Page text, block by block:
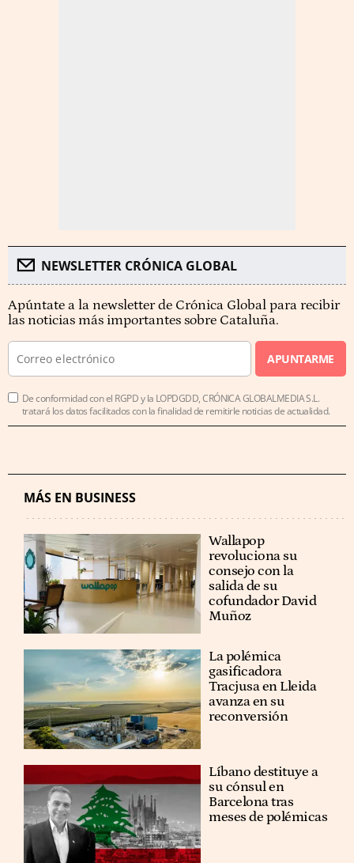
NEWSLETTER CRÓNICA GLOBAL
Apúntate a la newsletter de Crónica Global para recibir
las noticias más importantes sobre Cataluña.
APUNTARME
De conformidad con el RGPD y la LOPDGDD, CRÓNICA GLOBALMEDIA S.L.
tratará los datos facilitados con la finalidad de remitirle noticias de actualidad.
MÁS EN BUSINESS
Wallapop
revoluciona su
consejo con la
salida de su
cofundador David
Muñoz
La polémica
gasificadora
Tracjusa en Lleida
avanza en su
reconversión
Líbano destituye a
su cónsul en
Barcelona tras
meses de polémicas